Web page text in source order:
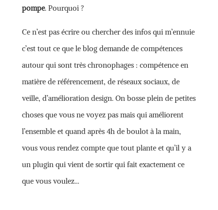
pompe. Pourquoi ?
Ce n’est pas écrire ou chercher des infos qui m’ennuie
c’est tout ce que le blog demande de compétences
autour qui sont très chronophages : compétence en
matière de référencement, de réseaux sociaux, de
veille, d’amélioration design. On bosse plein de petites
choses que vous ne voyez pas mais qui améliorent
l’ensemble et quand après 4h de boulot à la main,
vous vous rendez compte que tout plante et qu’il y a
un plugin qui vient de sortir qui fait exactement ce
que vous voulez…